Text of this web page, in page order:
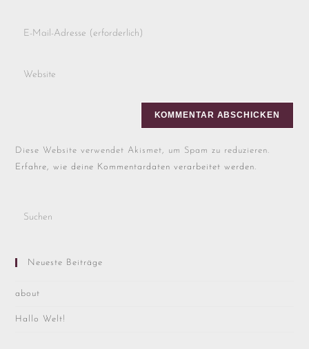
Diese Website verwendet Akismet, um Spam zu reduzieren.
Erfahre, wie deine Kommentardaten verarbeitet werden.
Neueste Beiträge
about
Hallo Welt!